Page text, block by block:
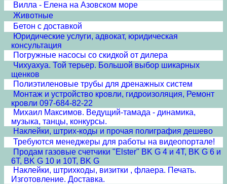
Вилла - Елена на Азовском море
Животные
Бетон с доставкой
Юридические услуги, адвокат, юридическая
консультация
Погружные насосы со скидкой от дилера
Чихуахуа. Той терьер. Большой выбор шикарных
щенков
Полиэтиленовые трубы для дренажных систем
Монтаж и устройство кровли, гидроизоляция, Ремонт
кровли 097-684-82-22
Михаил Максимов. Ведущий-тамада - динамика,
музыка, танцы, конкурсы.
Наклейки, штрих-коды и прочая полиграфия дешево
Требуются менеджеры для работы на видеопортале!
Продам газовые счетчики "Elster" BK G 4 и 4T, BK G 6 и
6T, BK G 10 и 10T, BK G
Наклейки, штрихкоды, визитки , флаера. Печать.
Изготовление. Доставка.